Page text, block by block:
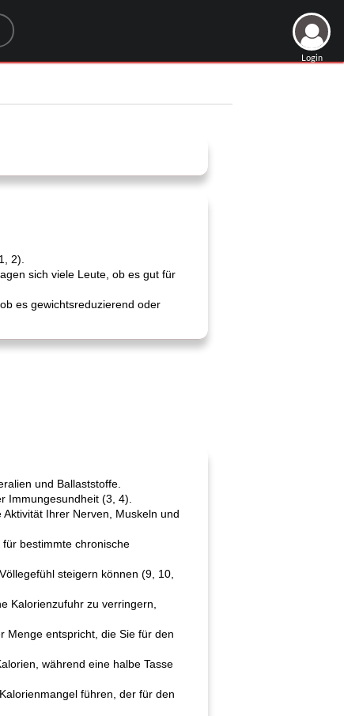
Login
2).
sich viele Leute, ob es gut für
es gewichtsreduzierend oder
und Ballaststoffe.
Immungesundheit (3, 4).
Ihrer Nerven, Muskeln und
bestimmte chronische
steigern können (9, 10,
Kalorienzufuhr zu verringern,
Menge entspricht, die Sie für den
während eine halbe Tasse
führen, der für den